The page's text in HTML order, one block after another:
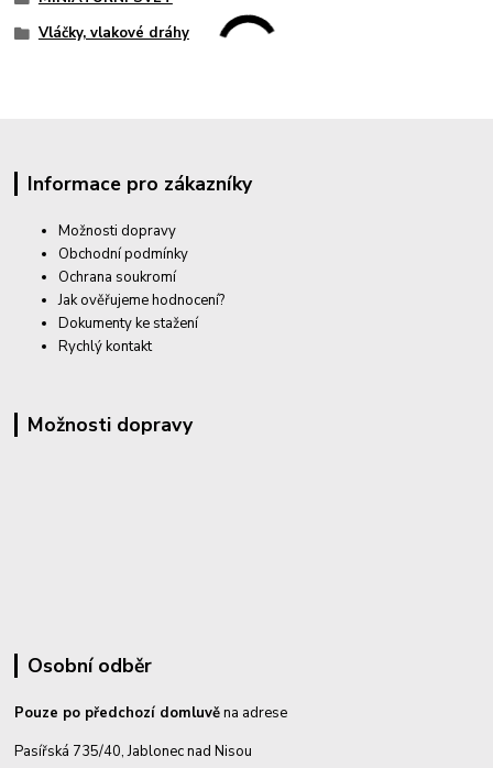
Vláčky, vlakové dráhy
Informace pro zákazníky
Možnosti dopravy
Obchodní podmínky
Ochrana soukromí
Jak ověřujeme hodnocení?
Dokumenty ke stažení
Rychlý kontakt
Možnosti dopravy
Osobní odběr
Pouze po předchozí domluvěna adrese
Pasířská 735/40, Jablonec nad Nisou